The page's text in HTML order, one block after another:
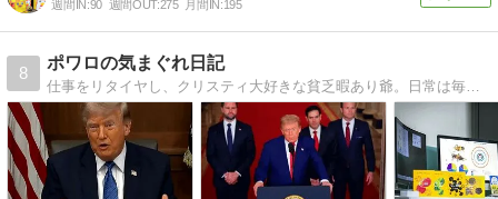
週間IN:90 週間OUT:275 月間IN:195
8
ポワロの気まぐれ日記
仕事をリタイヤし、クリスティ大好きな貧乏暇あり爺。日常は毎日5Km程度の散歩と、時々ガーデニング。 糖尿持ちだからふた月に一度は病院通い。気まぐれに、日ごろ感じたことや気付いたことを私の部屋から発信しています。ちなみに丑年です。